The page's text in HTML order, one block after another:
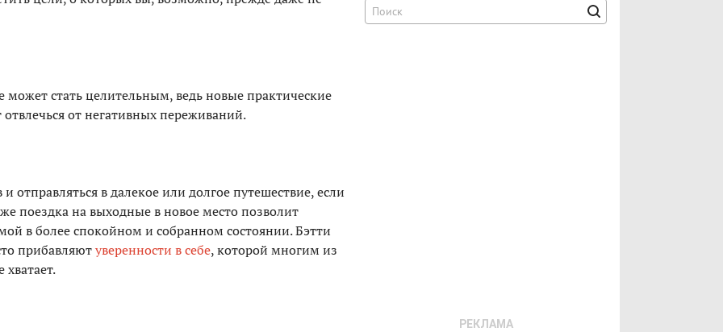
может стать целительным, ведь новые практические
от негативных переживаний.
отправляться в далекое или долгое путешествие, если
поездка на выходные в новое место позволит
в более спокойном и собранном состоянии. Бэтти
прибавляютуверенности в себе, которой многим из